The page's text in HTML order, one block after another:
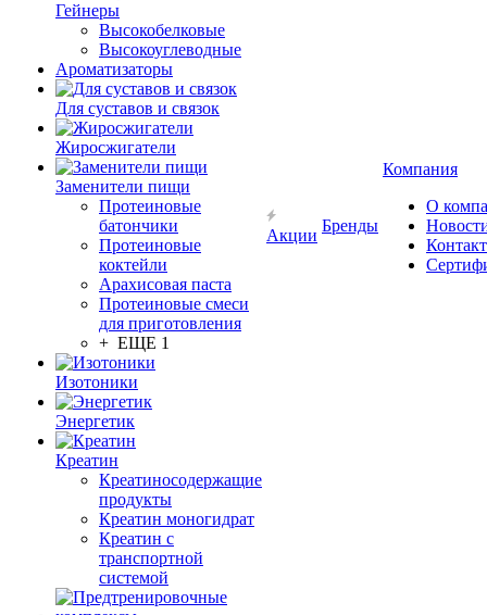
Гейнеры
Высокобелковые
Высокоуглеводные
Ароматизаторы
Для суставов и связок
Жиросжигатели
Заменители пищи
Протеиновые
батончики
Протеиновые
коктейли
Арахисовая паста
Протеиновые смеси
для приготовления
+ ЕЩЕ 1
Изотоники
Энергетик
Креатин
Креатиносодержащие
продукты
Креатин моногидрат
Креатин с
транспортной
системой
Акции
Бренды
Компания
О